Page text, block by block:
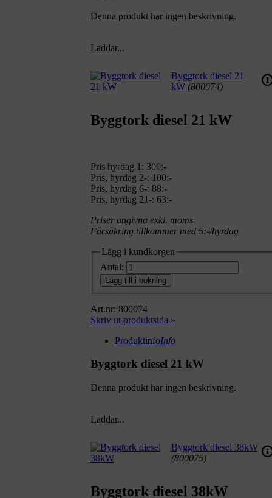
Denna produkt har ingen beskrivning.
Laddar...
Byggtork diesel 21
kW (800074)
Byggtork diesel 21 kW
Pris hyrdag 1: 300:-
Pris, hyrdag 2-: 100:-
Pris, hyrdag 6-: 88:-
Pris, hyrdag 21-: 63:-
Priser angivna exkl. moms.
Försäkring tillkommer med 5:-/hyrdag
Lägg i kundkorgen
Antal:
Lägg till i bokning
Art.nr: 800074
Skriv ut produktsida »
ProduktinfoInfo
Byggtork diesel 21 kW
Denna produkt har ingen beskrivning.
Laddar...
Byggtork diesel 38kW
(800075)
Byggtork diesel 38kW